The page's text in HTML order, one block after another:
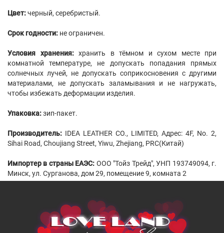
Цвет:черный, серебристый.
Срок годности: не ограничен.
Условия хранения:хранить в тёмном и сухом месте при
комнатной температуре, не допускать попадания прямых
солнечных лучей, не допускать соприкосновения с другими
материалами, не допускать заламывания и не нагружать,
чтобы избежать деформации изделия.
Упаковка:зип-пакет.
Производитель: IDEA LEATHER CO., LIMITED, Адрес: 4F, No. 2,
Sihai Road, Choujiang Street, Yiwu, Zhejiang, PRC(Китай)
Импортер в страны ЕАЭС: ООО "Тойз Трейд", УНП 193749094, г.
Минск, ул. Сурганова, дом 29, помещение 9, комната 2